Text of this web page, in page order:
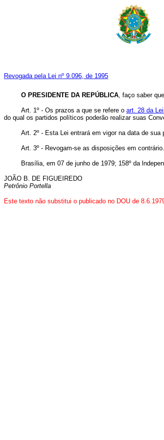
Revogada pela Lei nº 9.096, de 1995
O PRESIDENTE DA REPÚBLICA, faço saber
Art. 1º - Os prazos a que se refere o art. 28 da
do qual os partidos políticos poderão realizar suas
Art. 2º - Esta Lei entrará em vigor na data de sua
Art. 3º - Revogam-se as disposições em contrário.
Brasília, em 07 de junho de 1979; 158º da
JOÃO B. DE FIGUEIREDO
Petrônio Portella
Este texto não substitui o publicado no DOU de